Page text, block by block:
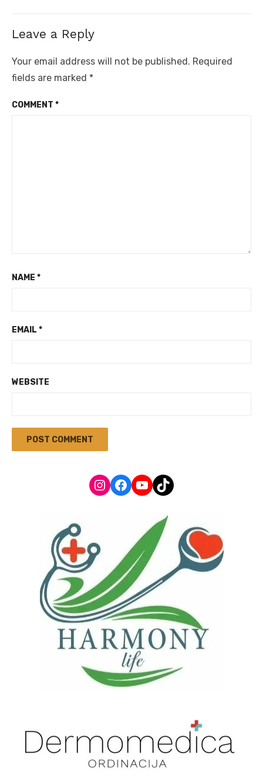
Leave a Reply
Your email address will not be published. Required
fields are marked *
COMMENT *
NAME *
EMAIL *
WEBSITE
Instagram
Facebook
YouTube
TikTok